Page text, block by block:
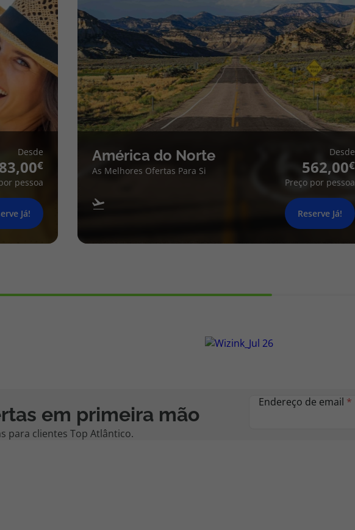
Desde
pessoa
Já!
América do Norte
As Melhores Ofertas Para Si
Desde
562,00
Preço por pessoa
Reserve Já!
em primeira mão
para clientes Top Atlântico.
Endereço de email *